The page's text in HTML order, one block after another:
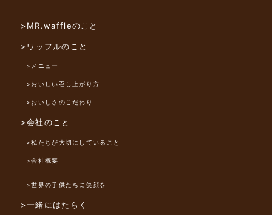
>MR.waffleのこと
>ワッフルのこと
>メニュー
>おいしい召し上がり方
>おいしさのこだわり
>会社のこと
>私たちが大切にしていること
>会社概要
>世界の子供たちに笑顔を
>一緒にはたらく